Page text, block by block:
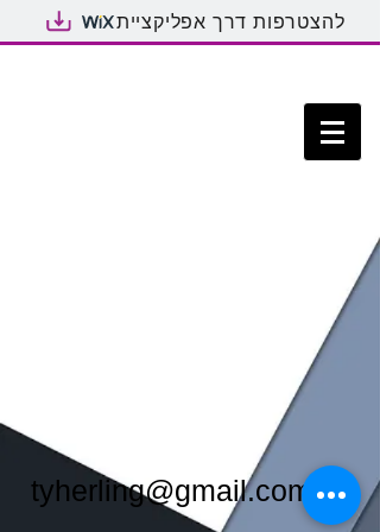
להצטרפות דרך אפליקציית
tyherling@gmail.com